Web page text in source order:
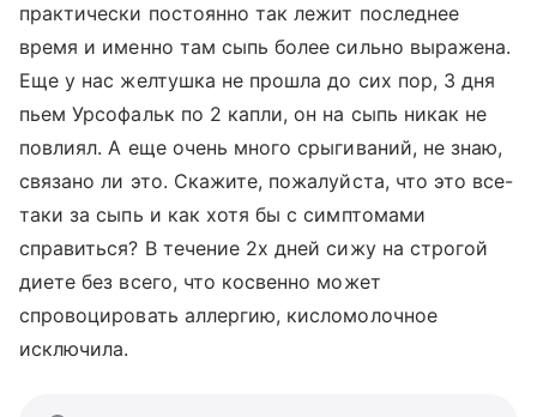
практически постоянно так лежит последнее
время и именно там сыпь более сильно выражена.
Еще у нас желтушка не прошла до сих пор, 3 дня
пьем Урсофальк по 2 капли, он на сыпь никак не
повлиял. А еще очень много срыгиваний, не знаю,
связано ли это. Скажите, пожалуйста, что это все-
таки за сыпь и как хотя бы с симптомами
справиться? В течение 2х дней сижу на строгой
диете без всего, что косвенно может
спровоцировать аллергию, кисломолочное
исключила.